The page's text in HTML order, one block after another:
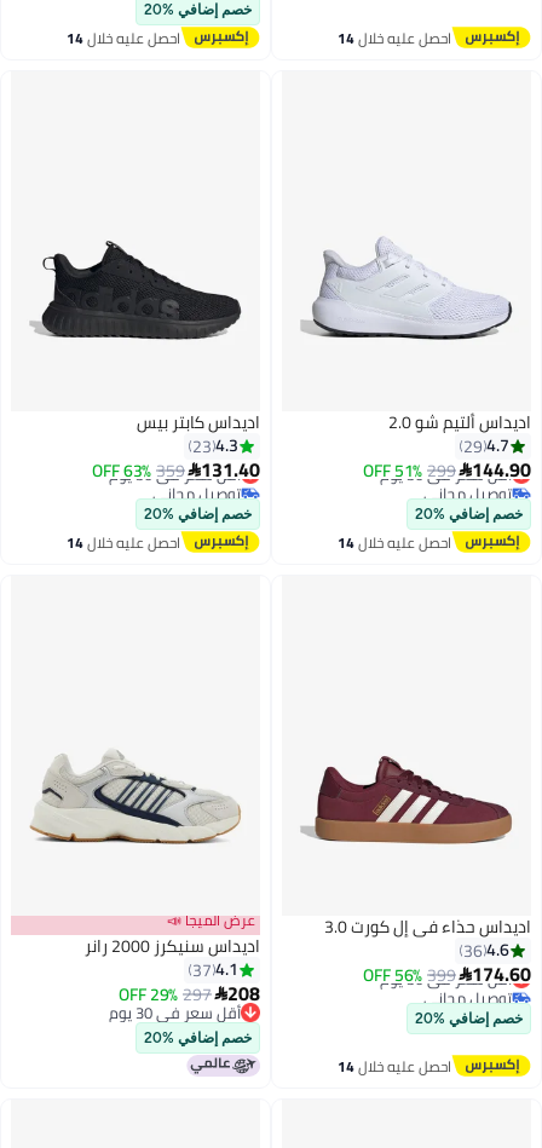
احصل عليه خلال14
خصم إضافي %20
احصل عليه خلال14
اديداس ألتيم شو 2.0
4.7
29
144.90
299
51% OFFأقل سعر في 30 يوم
توصيل مجاني
أقل سعر في 30 يوم
خصم إضافي %20
احصل عليه خلال14
اديداس كابتر بيس
4.3
23
131.40
359
63% OFFأقل سعر في 30 يوم
توصيل مجاني
أقل سعر في 30 يوم
خصم إضافي %20
احصل عليه خلال14
6
اديداس حذاء في إل كورت 3.0
4.6
36
174.60
399
56% OFFأقل سعر في 30 يوم
توصيل مجاني
أقل سعر في 30 يوم
خصم إضافي %20
احصل عليه خلال14
عرض الميجا 📣
اديداس سنيكرز 2000 رانر
4.1
37
208
297
29% OFF
أقل سعر في 30 يوم
أقل سعر في 30 يوم
خصم إضافي %20